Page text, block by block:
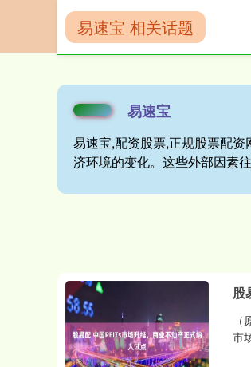
易速宝
易速宝,配资股票,正规股票配
济环境的变化。这些外部因素
易速宝 相关话题
股
市